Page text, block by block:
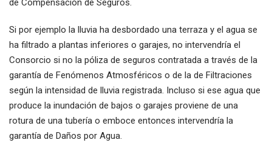
de Compensación de Seguros.
Si por ejemplo la lluvia ha desbordado una terraza y el agua se
ha filtrado a plantas inferiores o garajes, no intervendría el
Consorcio si no la póliza de seguros contratada a través de la
garantía de Fenómenos Atmosféricos o de la de Filtraciones
según la intensidad de lluvia registrada. Incluso si ese agua que
produce la inundación de bajos o garajes proviene de una
rotura de una tubería o emboce entonces intervendría la
garantía de Daños por Agua.